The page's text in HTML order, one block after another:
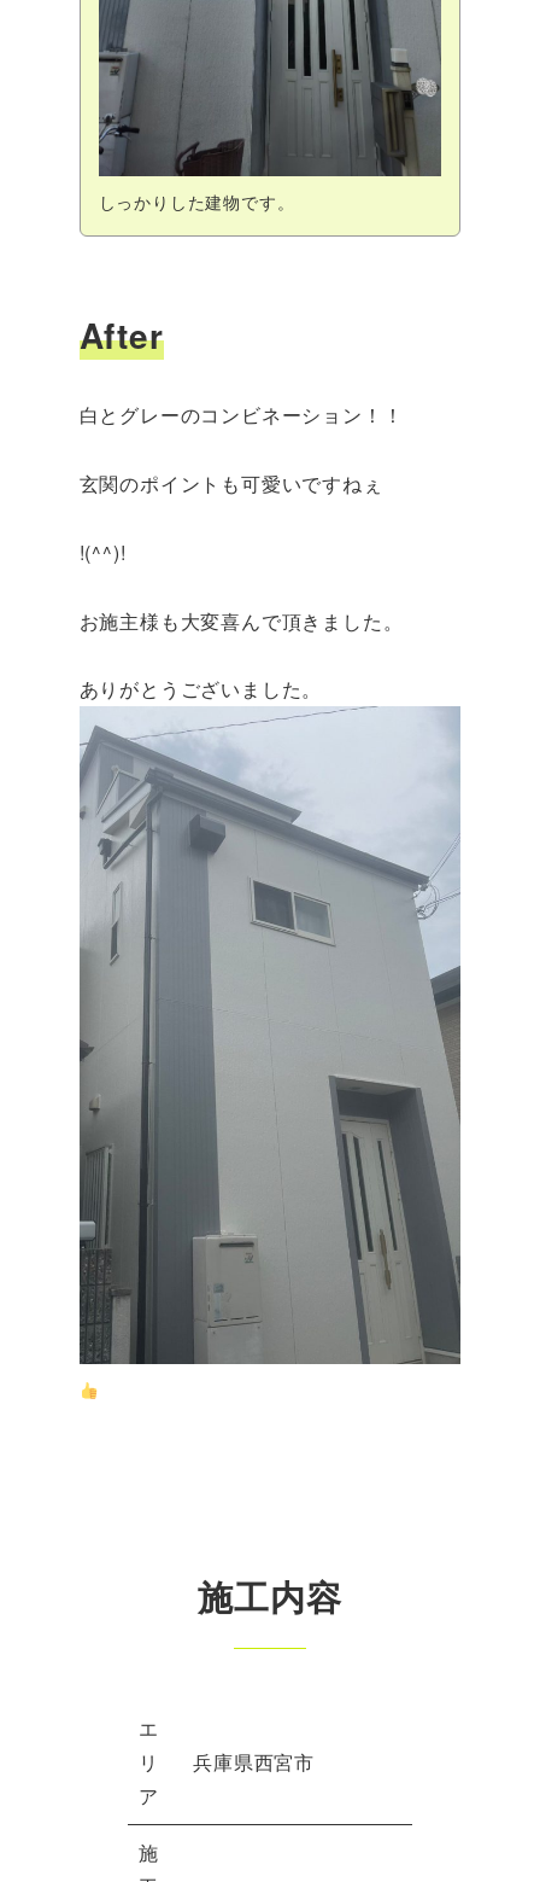
しっかりした建物です。
After
白とグレーのコンビネーション！！
玄関のポイントも可愛いですねぇ
!(^^)!
お施主様も大変喜んで頂きました。
ありがとうございました。
施工内容
エ
リ
ア
兵庫県西宮市
施